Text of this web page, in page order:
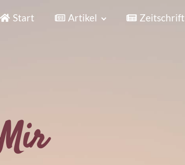
Start Artikel Zeitschrift